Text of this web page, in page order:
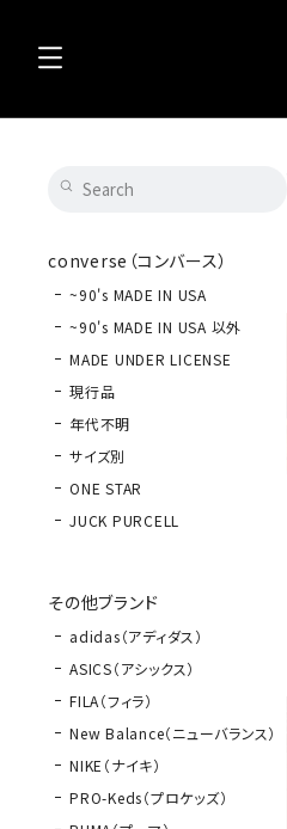
converse（コンバース）
~90's MADE IN USA
~90's MADE IN USA 以外
MADE UNDER LICENSE
現行品
年代不明
サイズ別
ONE STAR
JUCK PURCELL
その他ブランド
adidas（アディダス）
ASICS（アシックス）
FILA（フィラ）
New Balance（ニューバランス）
NIKE（ナイキ）
PRO-Keds（プロケッズ）